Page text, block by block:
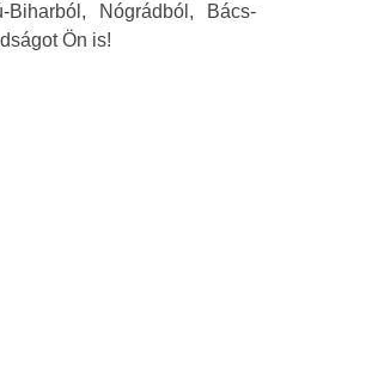
Nógrádból, Bács-
Ön is!